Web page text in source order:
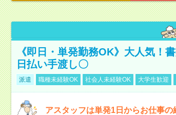
《即日・単発勤務OK》大人気！
日払い手渡し〇
派遣 職種未経験OK 社会人未経験OK 大学生歓迎
アスタッフは単発1日からお仕事